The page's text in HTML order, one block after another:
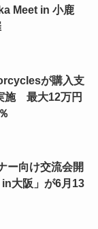
Meet in 小鹿
が購入支
施 最大12万円
ー向け交流会開
大阪」が6月13